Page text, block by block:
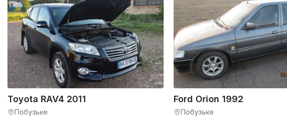
Toyota RAV4 2011
Побузьке
Ford Orion 1992
Побузьке